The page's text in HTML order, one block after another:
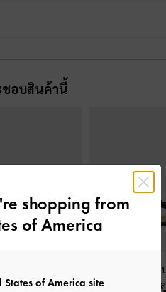
อบสินค้านี้
เท้ารุ่น Fianna-
รองเท้าแตะห
หนังแท้ประดับ
shopping from
of America
of America site